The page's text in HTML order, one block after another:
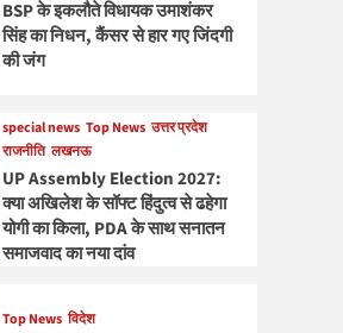
BSP के इकलौते विधायक उमाशंकर
सिंह का निधन, कैंसर से हार गए जिंदगी
की जंग
special news Top News उत्तर प्रदेश
राजनीति लखनऊ
UP Assembly Election 2027:
क्या अखिलेश के सॉफ्ट हिंदुत्व से ढहेगा
योगी का किला, PDA के साथ सनातन
समाजवाद का नया दांव
Top News विदेश